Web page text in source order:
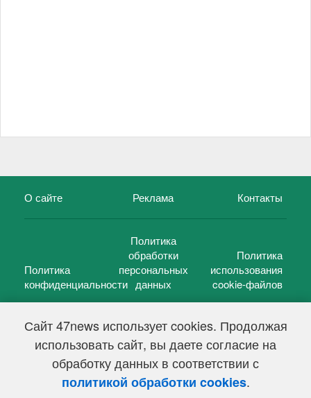
Сайт 47news использует cookies. Продолжая
использовать сайт, вы даете согласие на
обработку данных в соответствии с
политикой обработки cookies.
О сайте Реклама Контакты
Политика
конфиденциальности
Политика
обработки
персональных
данных
Политика
использования
cookie-файлов
47 новостей (47 news)2005 — 2026 г.
Свидетельство о регистрации СМИ Эл № ФС 77-39848, выдано
Федеральной службой по надзору в сфере связи,
информационных технологий и массовых коммуникаций